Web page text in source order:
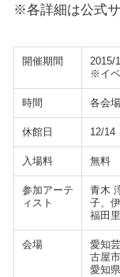
※各詳細は公式
開催期間
2015/
※イ
時間 各会
休館日 12/14
入場料 無料
参加アーテ
ィスト
青木
子、
福田
会場
愛知
古屋
愛知